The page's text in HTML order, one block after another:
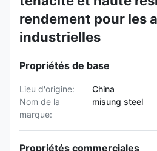
rendement pour les
industrielles
Propriétés de base
Lieu d'origine:
China
Nom de la
marque:
misung steel
Propriétés commerciales